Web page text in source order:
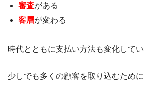
審査がある
客層が変わる
時代とともに支払い方法も変化してい
少しでも多くの顧客を取り込むため